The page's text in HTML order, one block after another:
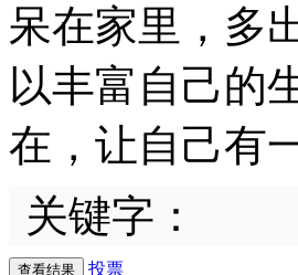
呆在家里，多
以丰富自己的
在，让自己有
关键字：
投票